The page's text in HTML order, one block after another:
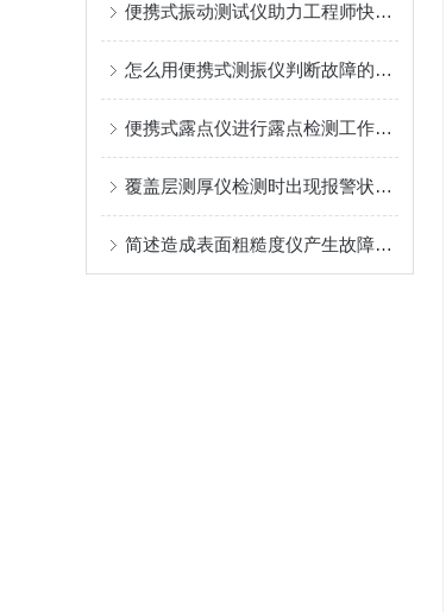
便携式振动测试仪助力工程师快速识别轴承磨损等机械隐患
怎么用便携式测振仪判断故障的类型呢？
便携式露点仪进行露点检测工作需要符合的要求是什么
覆盖层测厚仪检测时出现报警状况原因说明
简述造成表面粗糙度仪产生故障困扰的原因及处理方案